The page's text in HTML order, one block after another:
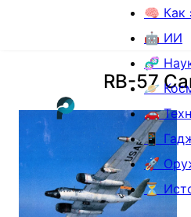
🧠 Как
🤖 ИИ
🧬
🪐
🚗
📱
🚀
⏳
RB-57